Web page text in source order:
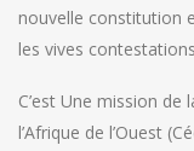
nouvelle constitution
les vives
C’est Une mission
l’Afrique de l’Ouest